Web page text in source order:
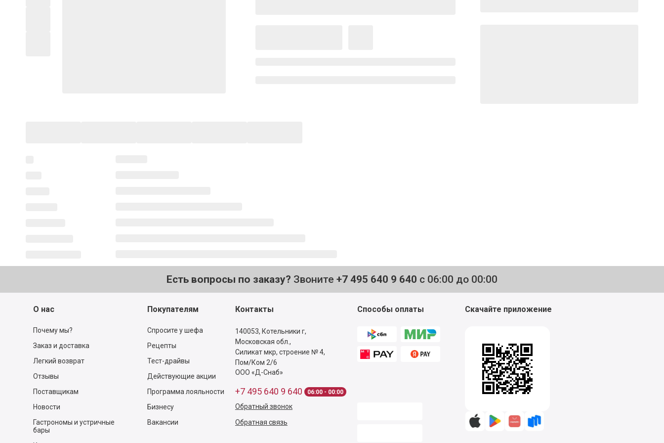
Есть вопросы по заказу? Звоните +7 495 640 9 640 с 06:00 до 00:00
О нас
Почему мы?
Заказ и доставка
Легкий возврат
Отзывы
Поставщикам
Новости
Гастрономы и устричные
бары
Покупателям
Спросите у шефа
Рецепты
Тест-драйвы
Действующие акции
Программа лояльности
Бизнесу
Вакансии
Контакты
140053, Котельники г,
Московская обл.,
Силикат мкр, строение № 4,
Пом/Ком 2/6
ООО «Д-Снаб»
+7 495 640 9 640 06:00 - 00:00
Обратный звонок
Обратная связь
Способы оплаты Скачайте приложение